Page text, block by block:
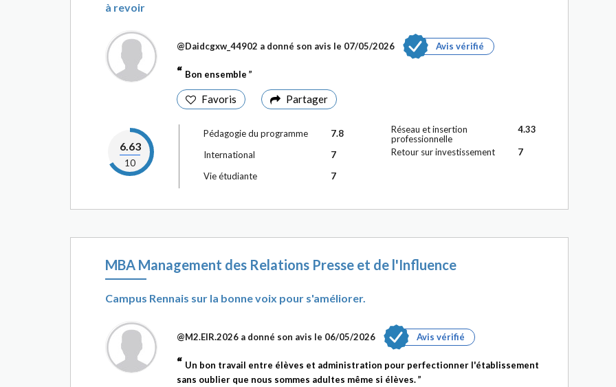
à revoir
@Daidcgxw_44902 a donné son avis le 07/05/2026 Avis vérifié
Bon ensemble
Favoris Partager
6.63
10
Pédagogie du programme
7.8
International
7
Vie étudiante
7
Réseau et insertion
professionnelle
4.33
Retour sur investissement 7
MBA Management des Relations Presse et de l'Influence
Campus Rennais sur la bonne voix pour s'améliorer.
@M2.EIR.2026 a donné son avis le 06/05/2026 Avis vérifié
Un bon travail entre élèves et administration pour perfectionner l'établissement
sans oublier que nous sommes adultes même si élèves.